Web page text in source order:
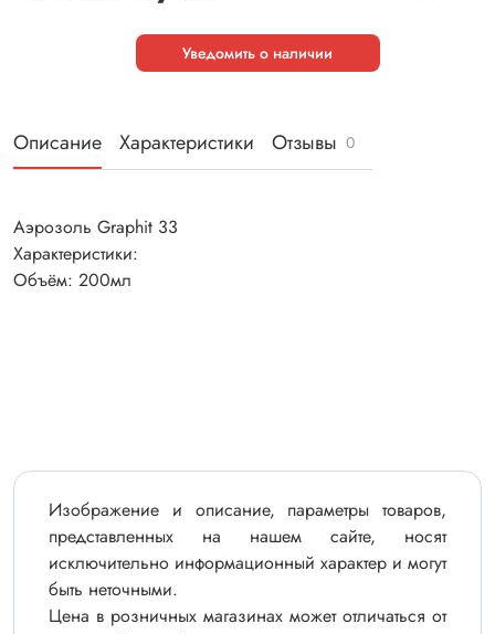
Уведомить о наличии
Описание Характеристики Отзывы 0
Аэрозоль Graphit 33
Характеристики:
Объём: 200мл
Изображение и описание, параметры товаров,
представленных на нашем сайте, носят
исключительно информационный характер и могут
быть неточными.
Цена в розничных магазинах может отличаться от